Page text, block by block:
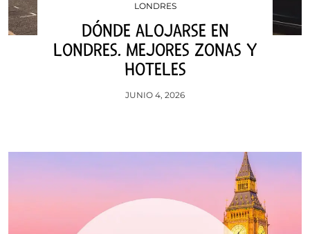
LONDRES
DÓNDE ALOJARSE EN
LONDRES. MEJORES ZONAS Y
HOTELES
JUNIO 4, 2026